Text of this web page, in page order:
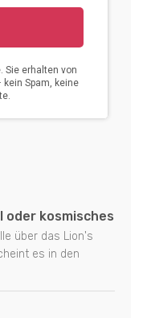
oder kosmisches
über das Lion's
es in den